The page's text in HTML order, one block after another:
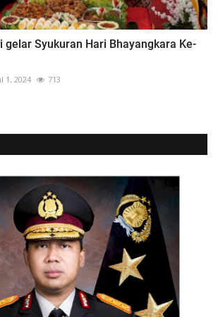
gelar Syukuran Hari Bhayangkara Ke-
1, 2024 713